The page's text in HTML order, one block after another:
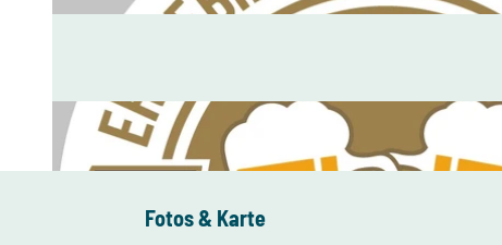
Fotos & Karte